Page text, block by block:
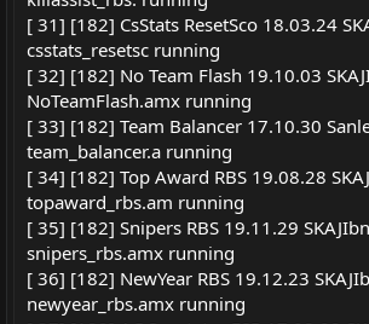
[ 31] [182] CsStats ResetSco 18.03.24
csstats_resetsc running
[ 32] [182] No Team Flash 19.10.03
NoTeamFlash.amx running
[ 33] [182] Team Balancer 17.10.30
team_balancer.a running
[ 34] [182] Top Award RBS 19.08.28
topaward_rbs.am running
[ 35] [182] Snipers RBS 19.11.29
snipers_rbs.amx running
[ 36] [182] NewYear RBS 19.12.23
newyear_rbs.amx running